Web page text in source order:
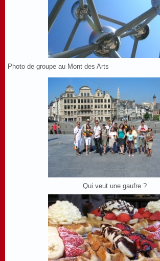
Photo de groupe au Mont des Arts
Qui veut une gaufre ?